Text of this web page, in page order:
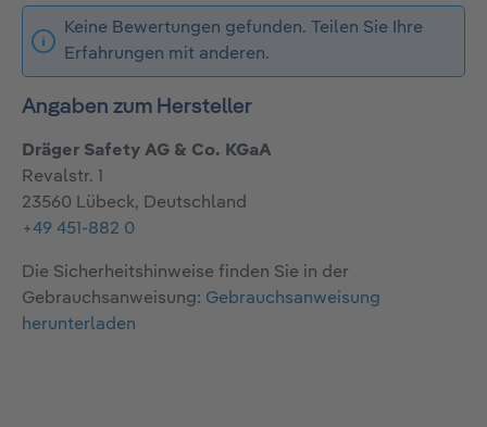
Keine Bewertungen gefunden. Teilen Sie Ihre
Erfahrungen mit anderen.
Angaben zum Hersteller
Dräger Safety AG & Co. KGaA
Revalstr. 1
23560 Lübeck, Deutschland
+49 451-882 0
Die Sicherheitshinweise finden Sie in der
Gebrauchsanweisung: Gebrauchsanweisung
herunterladen